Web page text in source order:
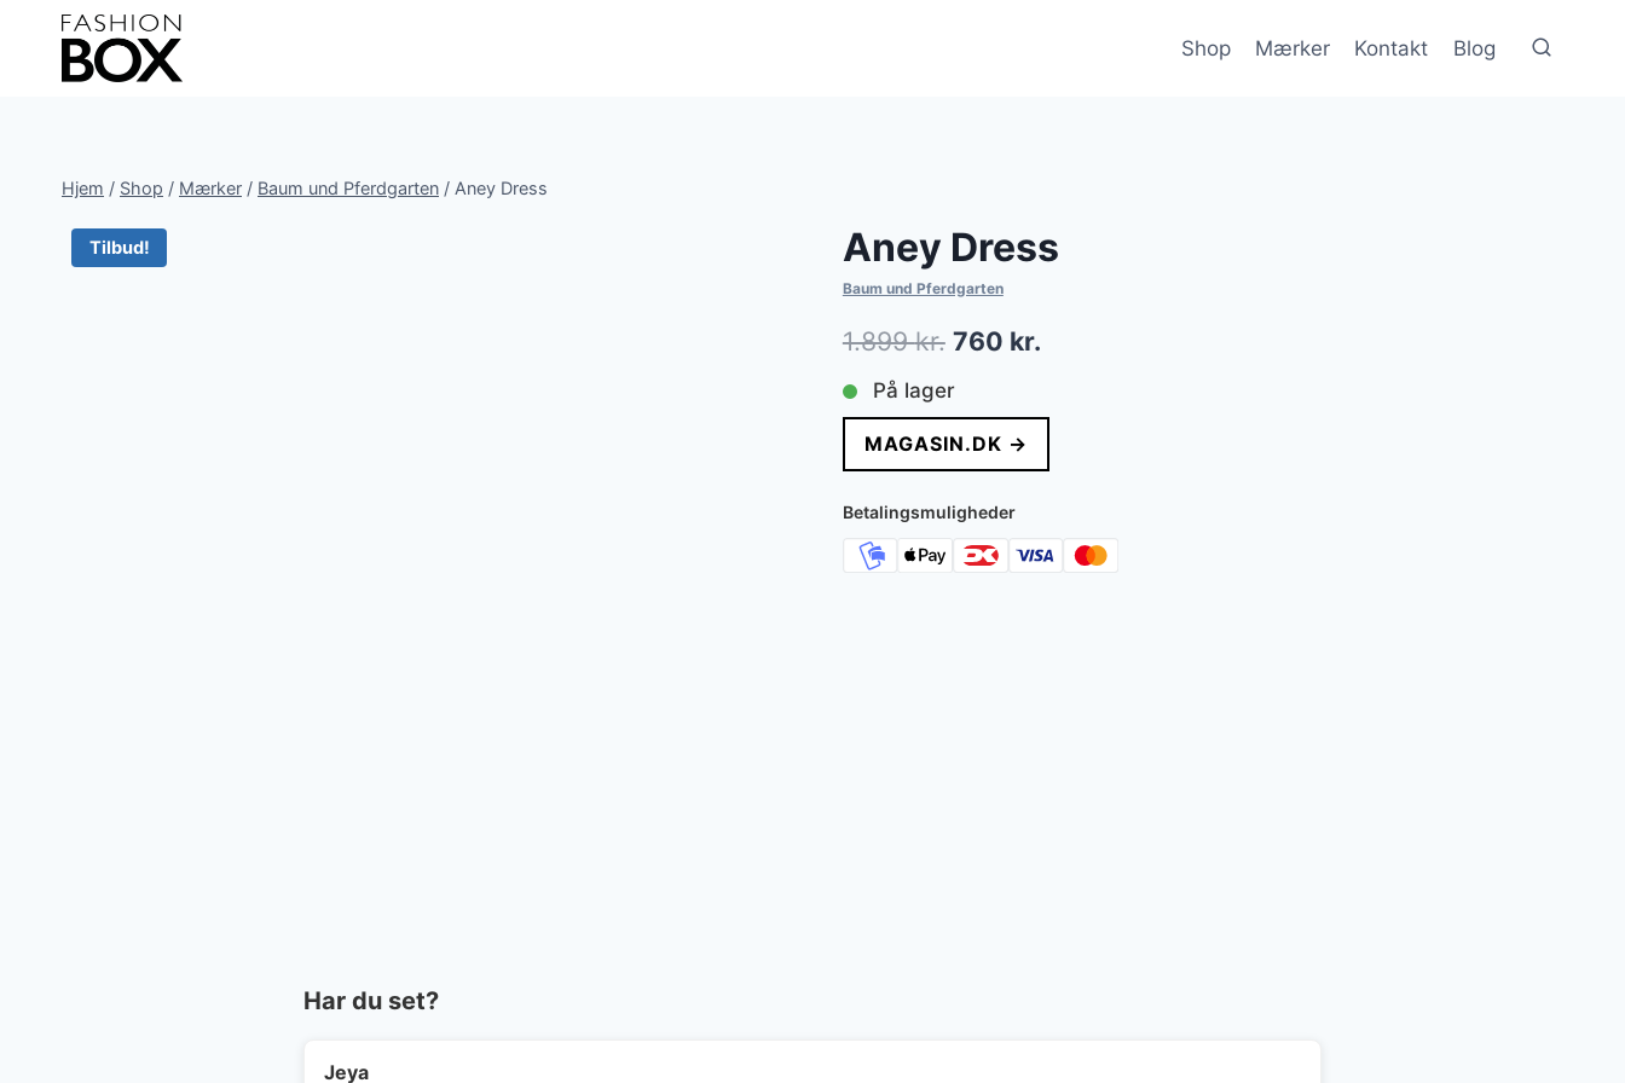
Fortsæt
indhold
Shop Mærker Kontakt Blog
Hjem / Shop / Mærker / Baum und Pferdgarten / Aney Dress
Tilbud! Aney Dress
Baum und Pferdgarten
1.899kr. Den
oprindelige
pris
var:
1.899 kr..
760 kr.Den
pris
er:
På lager
MAGASIN.DK →
Betalingsmuligheder
Har du set?
Jeya